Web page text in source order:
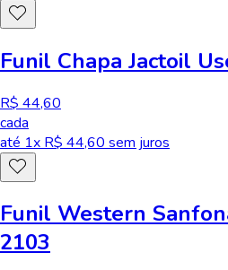
Funil Chapa Jactoil
R$ 44,60
cada
até 1x R$ 44,60 sem juros
Funil Western
2103